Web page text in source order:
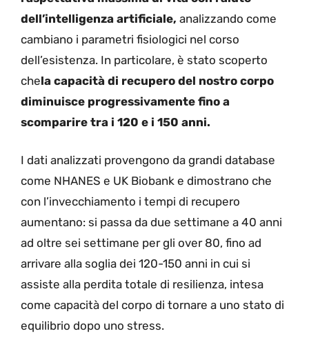
dell’intelligenza artificiale, analizzando come
cambiano i parametri fisiologici nel corso
dell’esistenza. In particolare, è stato scoperto
chela capacità di recupero del nostro corpo
diminuisce progressivamente fino a
scomparire tra i 120 e i 150 anni.
I dati analizzati provengono da grandi database
come NHANES e UK Biobank e dimostrano che
con l’invecchiamento i tempi di recupero
aumentano: si passa da due settimane a 40 anni
ad oltre sei settimane per gli over 80, fino ad
arrivare alla soglia dei 120-150 anni in cui si
assiste alla perdita totale di resilienza, intesa
come capacità del corpo di tornare a uno stato di
equilibrio dopo uno stress.